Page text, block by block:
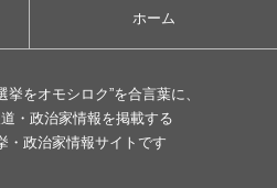
ホーム
をオモシロク”を合言葉に、
・政治家情報を掲載する
・政治家情報サイトです